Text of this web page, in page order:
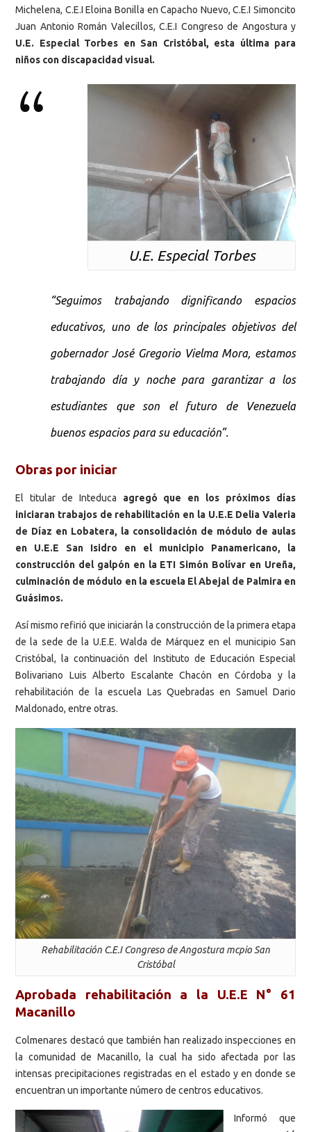
Michelena, C.E.I Eloina Bonilla en Capacho Nuevo, C.E.I Simoncito
Juan Antonio Román Valecillos, C.E.I Congreso de Angostura y
U.E. Especial Torbes en San Cristóbal, esta última para
niños con discapacidad visual.
U.E. Especial Torbes
“Seguimos trabajando dignificando espacios
educativos, uno de los principales objetivos del
gobernador José Gregorio Vielma Mora, estamos
trabajando día y noche para garantizar a los
estudiantes que son el futuro de Venezuela
buenos espacios para su educación”.
Obras por iniciar
El titular de Inteduca agregó que en los próximos días
iniciaran trabajos de rehabilitación en la U.E.E Delia Valeria
de Díaz en Lobatera, la consolidación de módulo de aulas
en U.E.E San Isidro en el municipio Panamericano, la
construcción del galpón en la ETI Simón Bolívar en Ureña,
culminación de módulo en la escuela El Abejal de Palmira en
Guásimos.
Así mismo refirió que iniciarán la construcción de la primera etapa
de la sede de la U.E.E. Walda de Márquez en el municipio San
Cristóbal, la continuación del Instituto de Educación Especial
Bolivariano Luis Alberto Escalante Chacón en Córdoba y la
rehabilitación de la escuela Las Quebradas en Samuel Dario
Maldonado, entre otras.
Rehabilitación C.E.I Congreso de Angostura mcpio San
Cristóbal
Aprobada rehabilitación a la U.E.E N° 61
Macanillo
Colmenares destacó que también han realizado inspecciones en
la comunidad de Macanillo, la cual ha sido afectada por las
intensas precipitaciones registradas en el estado y en donde se
encuentran un importante número de centros educativos.
Informó que